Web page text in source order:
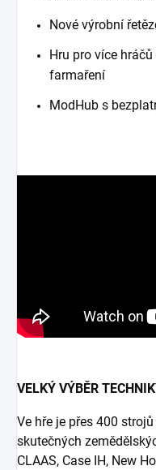
Nové výrobní
Hru pro více
farmaření
ModHub s
VELKÝ VÝBĚR
Ve hře je přes 400
skutečných
CLAAS, Case IH, New